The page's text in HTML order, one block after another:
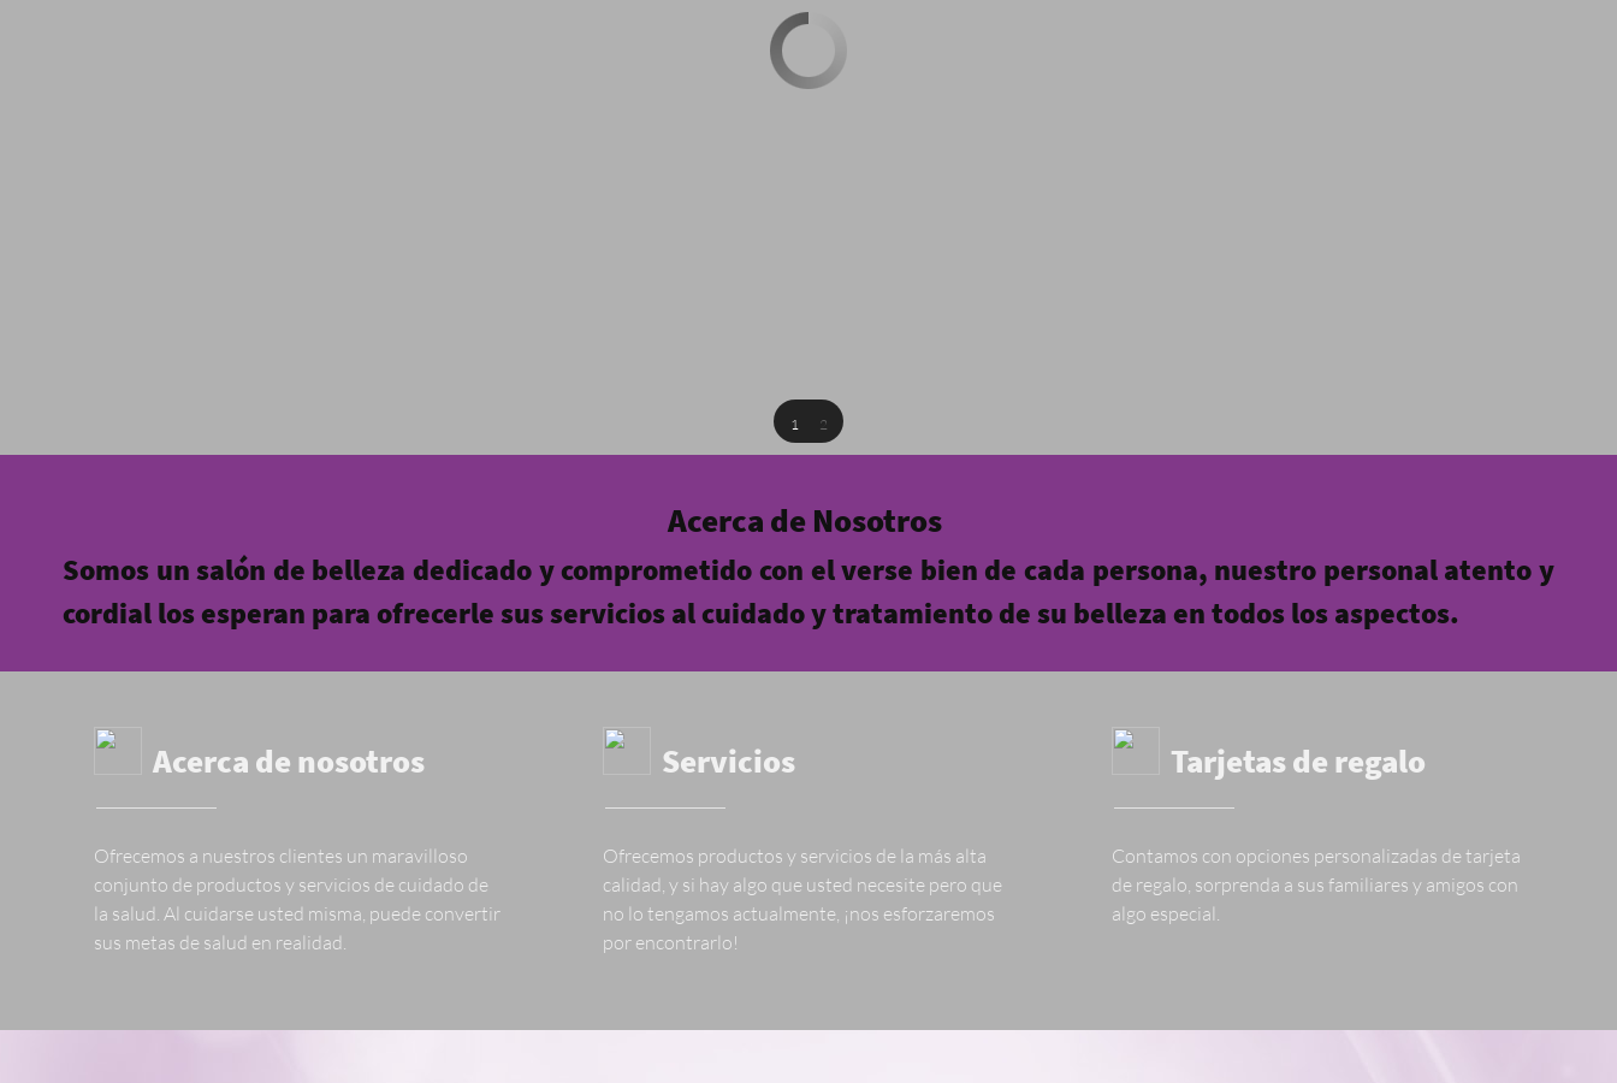
1 2
Acerca de Nosotros
Somos un salón de belleza dedicado y comprometido con el verse bien de cada persona, nuestro personal atento y
cordial los esperan para ofrecerle sus servicios al cuidado y tratamiento de su belleza en todos los aspectos.
Acerca de nosotros
Ofrecemos a nuestros clientes un maravilloso
conjunto de productos y servicios de cuidado de
la salud. Al cuidarse usted misma, puede convertir
sus metas de salud en realidad.
Servicios
Ofrecemos productos y servicios de la más alta
calidad, y si hay algo que usted necesite pero que
no lo tengamos actualmente, ¡nos esforzaremos
por encontrarlo!
Tarjetas de regalo
Contamos con opciones personalizadas de tarjeta
de regalo, sorprenda a sus familiares y amigos con
algo especial.